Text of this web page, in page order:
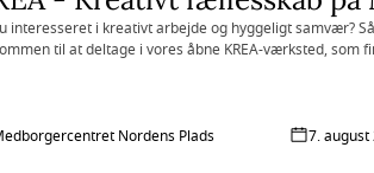
interesseret i kreativt arbejde og hyggeligt samvær?
til at deltage i vores åbne KREA-værksted, som
Nordens Plads 7. august